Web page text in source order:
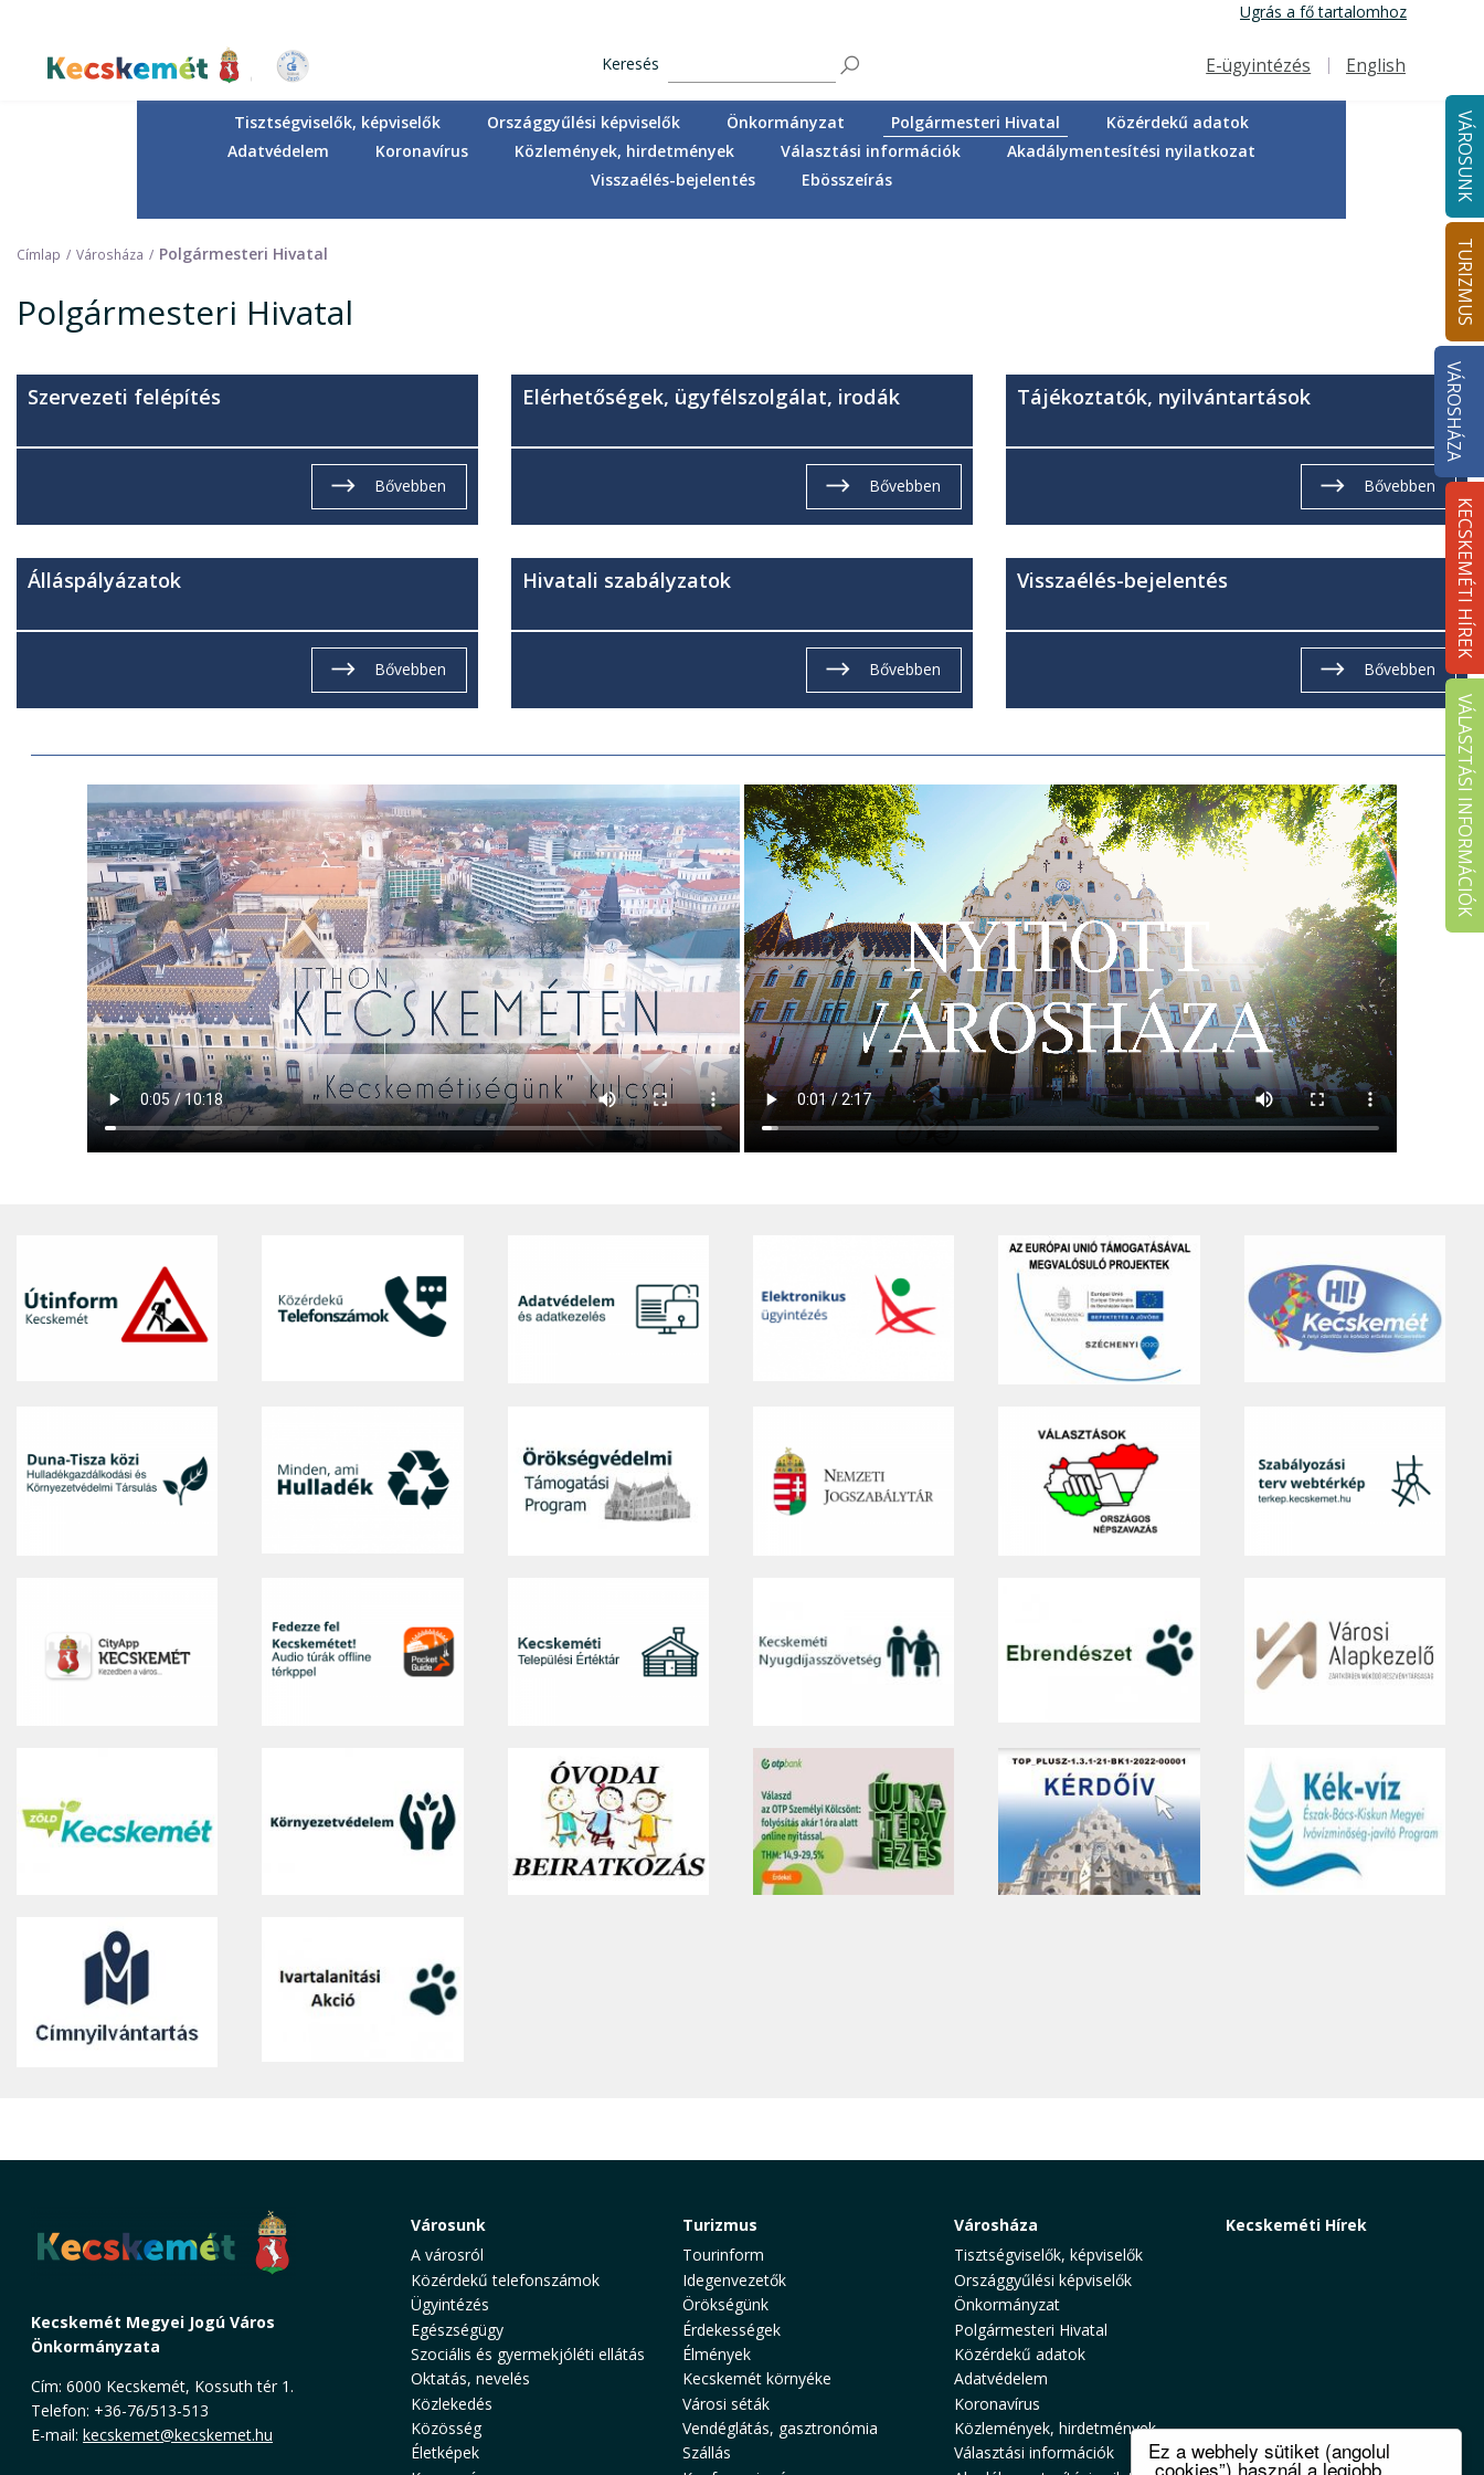
Ez a webhely sütiket (angolul
„cookies”) használ a legjobb
tartalomra
Ugrás a fő tartalomhoz
Kecskemét Város Honlapja
Keresés
Felső navigáció
E-ügyintézés English
VÁROSUNK
TURIZMUS
VÁROSHÁZA
KECSKEMÉTI HÍREK
VÁLASZTÁSI INFORMÁCIÓK
Tisztségviselők, képviselők Országgyűlési képviselők Önkormányzat Polgármesteri Hivatal
Közérdekű adatok
Adatvédelem
Koronavírus Közlemények, hirdetmények Választási információk
Akadálymentesítési nyilatkozat
Visszaélés-bejelentés
Ebösszeírás
Címlap Városháza Polgármesteri Hivatal
Polgármesteri Hivatal
Szervezeti felépítés
Bővebben
Elérhetőségek, ügyfélszolgálat, irodák
Bővebben
Tájékoztatók, nyilvántartások
Bővebben
Álláspályázatok
Bővebben
Hivatali szabályzatok
Bővebben
Visszaélés-bejelentés
Bővebben
Kecskemét Megyei Jogú Város
Önkormányzata
Cím: 6000 Kecskemét, Kossuth tér 1.
Telefon: +36-76/513-513
E-mail: kecskemet@kecskemet.hu
Városunk
A városról
Közérdekű telefonszámok
Ügyintézés
Egészségügy
Szociális és gyermekjóléti ellátás
Oktatás, nevelés
Közlekedés
Közösség
Életképek
Turizmus
Tourinform
Idegenvezetők
Örökségünk
Érdekességek
Élmények
Kecskemét környéke
Városi séták
Vendéglátás, gasztronómia
Szállás
Városháza
Tisztségviselők, képviselők
Országgyűlési képviselők
Önkormányzat
Polgármesteri Hivatal
Közérdekű adatok
Adatvédelem
Koronavírus
Közlemények, hirdetmények
Választási információk
Kecskeméti Hírek